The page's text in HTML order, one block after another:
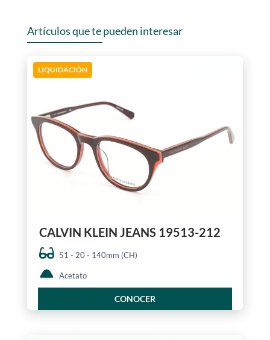
Artículos que te pueden interesar
LIQUIDACIÓN
CALVIN KLEIN JEANS 19513-212
51 - 20 - 140mm (CH)
Acetato
CONOCER